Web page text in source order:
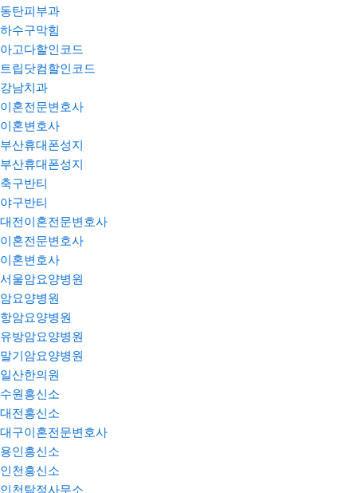
동탄피부과
하수구막힘
아고다할인코드
트립닷컴할인코드
강남치과
이혼전문변호사
이혼변호사
부산휴대폰성지
부산휴대폰성지
축구반티
야구반티
대전이혼전문변호사
이혼전문변호사
이혼변호사
서울암요양병원
암요양병원
항암요양병원
유방암요양병원
말기암요양병원
일산한의원
수원흥신소
대전흥신소
대구이혼전문변호사
용인흥신소
인천흥신소
인천탐정사무소